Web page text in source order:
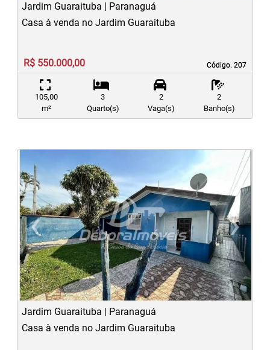
Jardim Guaraituba | Paranaguá
Código. 207
Código. 207
Casa à venda no Jardim Guaraituba
R$ 550.000,00
105,00
m²
3
Quarto(s)
2
Vaga(s)
2
Banho(s)
‹
Previous
›
Jardim Guaraituba | Paranaguá
Casa à venda no Jardim Guaraituba